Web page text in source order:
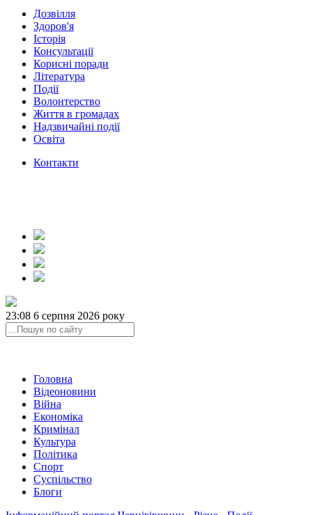
Дозвілля
Здоров'я
Історія
Консультації
Корисні поради
Література
Події
Волонтерство
Життя в громадах
Надзвичайні події
Освіта
Контакти
23:08 6 серпня 2026 року
Головна
Відеоновини
Війна
Економіка
Кримінал
Культура
Політика
Спорт
Суспільство
Блоги